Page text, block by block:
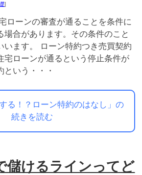
]
ローンの審査が通ることを条件に
場合があります。その条件のこと
います。 ローン特約つき売買契約
宅ローンが通るという停止条件が
いう・・・
る！？ローン特約のはなし」の
続きを読む
儲けるラインってど